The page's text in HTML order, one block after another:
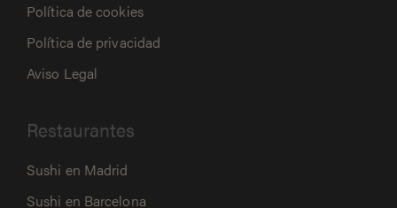
Política de cookies
Política de privacidad
Aviso Legal
Restaurantes
Sushi en Madrid
Sushi en Barcelona